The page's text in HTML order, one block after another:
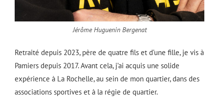
Retraité depuis 2023, père de quatre fils et d’une fille, je vis à
Pamiers depuis 2017. Avant cela, j’ai acquis une solide
expérience à La Rochelle, au sein de mon quartier, dans des
associations sportives et à la régie de quartier.
Jérôme Huguenin Bergenat